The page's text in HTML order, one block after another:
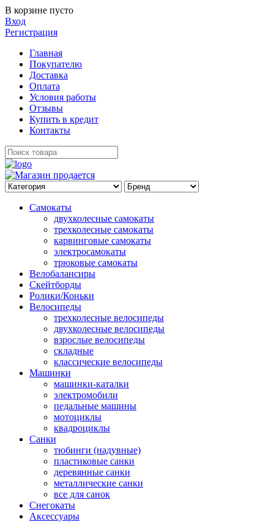
В корзине пусто
Вход
Регистрация
Главная
Покупателю
Доставка
Оплата
Условия работы
Отзывы
Купить в кредит
Контакты
Самокаты
двухколесные самокаты
трехколесные самокаты
карвинговые самокаты
электросамокаты
трюковые самокаты
Велобалансиры
Скейтборды
Ролики/Коньки
Велосипеды
трехколесные велосипеды
двухколесные велосипеды
взрослые велосипеды
складные
классические велосипеды
Машинки
машинки-каталки
электромобили
педальные машины
мотоциклы
квадроциклы
Санки
тюбинги (надувные)
пластиковые санки
деревянные санки
металлические санки
все для санок
Снегокаты
Аксессуары